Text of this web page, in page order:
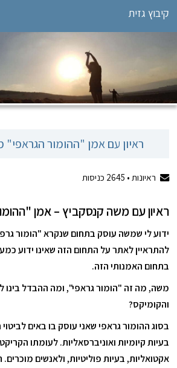
קיבוץ גזית
ראיון עם אמן "ההומור
ראיונות • 2645 כניסות
ראיון עם משה קנסקביץ – אמן
ידוע לי שמשה עוסק בתחום שנקרא "הומור
להתראיין לאתר על התחום הזה שאינו ידוע
בתחום האמנותי הזה.
משה, מה זה "הומור גראפי", ומה ההבדל בינו
והקומיקס?
בסוג ההומור גראפי שאני עוסק בו באים לביטוי
בעיות קיומיות ואוניברסאליות. לעומתו
אקטואליות, בעיות פוליטיות, ולאנשים